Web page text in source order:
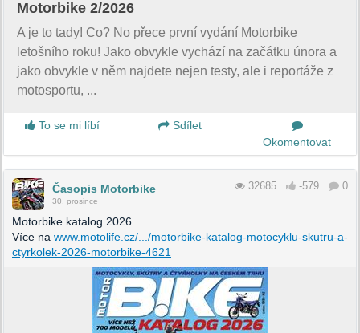
Motorbike 2/2026
A je to tady! Co? No přece první vydání Motorbike
letošního roku! Jako obvykle vychází na začátku února a
jako obvykle v něm najdete nejen testy, ale i reportáže z
motosportu, ...
To se mi líbí
Sdílet
Okomentovat
Časopis Motorbike
30. prosince
32685 -579 0
Motorbike katalog 2026
Více na www.motolife.cz/.../motorbike-katalog-motocyklu-skutru-a-
ctyrkolek-2026-motorbike-4621